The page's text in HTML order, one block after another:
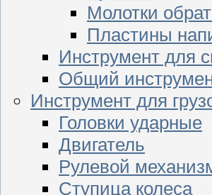
Молотки
Пластины
Инструмент для
Общий
Инструмент для
Головки ударные
Двигатель
Рулевой
Ступица колеса